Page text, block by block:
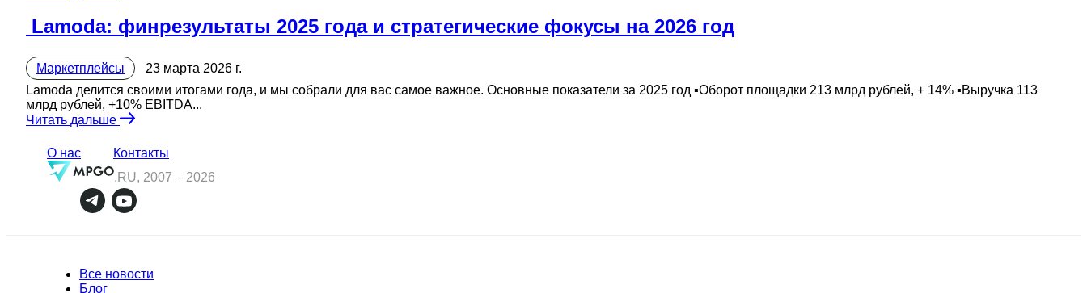
️ Lamoda: финрезультаты 2025 года и стратегические фокусы на 2026 год
Маркетплейсы
23 марта 2026 г.
Lamoda делится своими итогами года, и мы собрали для вас самое важное. Основные показатели за 2025 год ▪️Оборот площадки 213 млрд рублей, + 14% ▪️Выручка 113
млрд рублей, +10% EBITDA...
Читать дальше
О нас
Контакты
.RU, 2007 – 2026
Все новости
Блог